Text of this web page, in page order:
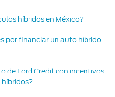
híbridos en México?
por financiar un auto híbrido
de Ford Credit con incentivos